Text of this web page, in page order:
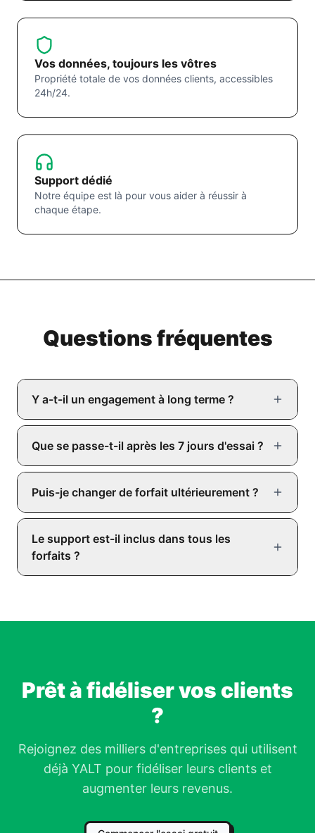
Vos données, toujours les vôtres
Propriété totale de vos données clients, accessibles
24h/24.
Support dédié
Notre équipe est là pour vous aider à réussir à
chaque étape.
Questions fréquentes
Y a-t-il un engagement à long terme ?
Que se passe-t-il après les 7 jours d'essai ?
Puis-je changer de forfait ultérieurement ?
Le support est-il inclus dans tous les
forfaits ?
Prêt à fidéliser vos clients
?
Rejoignez des milliers d'entreprises qui utilisent
déjà YALT pour fidéliser leurs clients et
augmenter leurs revenus.